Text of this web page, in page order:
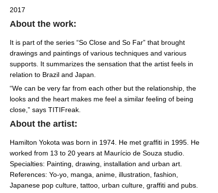
2017
About the work:
It is part of the series “So Close and So Far” that brought
drawings and paintings of various techniques and various
supports. It summarizes the sensation that the artist feels in
relation to Brazil and Japan.
“We can be very far from each other but the relationship, the
looks and the heart makes me feel a similar feeling of being
close,” says TITIFreak.
About the artist:
Hamilton Yokota was born in 1974. He met graffiti in 1995. He
worked from 13 to 20 years at Maurício de Souza studio.
Specialties: Painting, drawing, installation and urban art.
References: Yo-yo, manga, anime, illustration, fashion,
Japanese pop culture, tattoo, urban culture, graffiti and pubs.